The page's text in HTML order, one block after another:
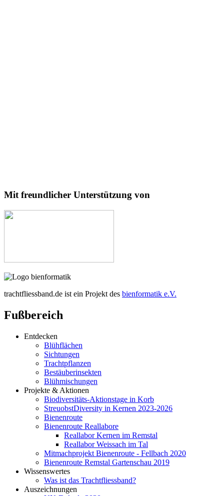
Mit freundlicher Unterstützung von
trachtfliessband.de ist ein Projekt des bienformatik e.V.
Fußbereich
Entdecken
Blühflächen
Sichtungen
Trachtpflanzen
Bestäuberinsekten
Blühmischungen
Projekte & Aktionen
Biodiversitäts-Aktionstage in Korb
StreuobstDiversity in Kernen 2023-2026
Bienenroute
Bienenroute Reallabore
Reallabor Kernen im Remstal
Reallabor Weissach im Tal
Mitmachprojekt Bienenroute - Fellbach 2020
Bienenroute Remstal Gartenschau 2019
Wissenswertes
Was ist das Trachtfliessband?
Auszeichnungen